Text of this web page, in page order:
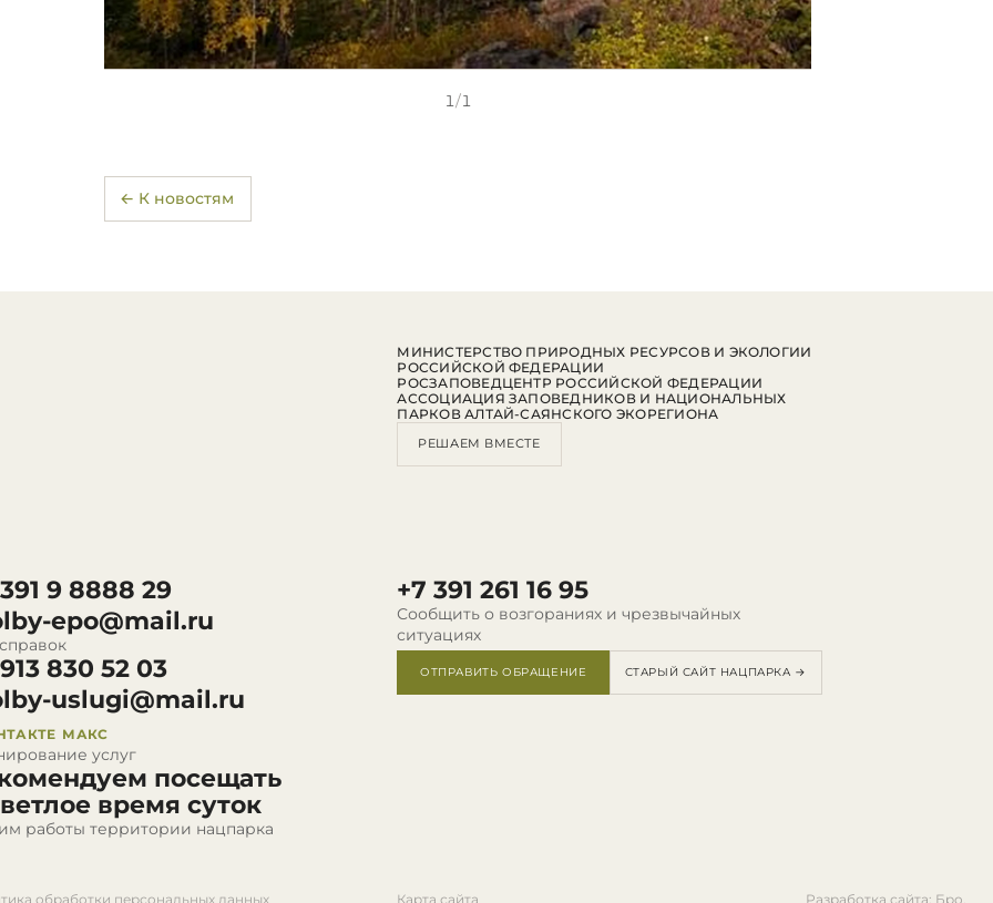
1/1
← К новостям
9 8888 29
epo@mail.ru
830 52 03
uslugi@mail.ru
МАКС
услуг
посещать
время суток
работы территории нацпарка
+7 391 261 16 95
Сообщить о возгораниях и чрезвычайных
ситуациях
ОТПРАВИТЬ ОБРАЩЕНИЕ СТАРЫЙ САЙТ НАЦПАРКА →
МИНИСТЕРСТВО ПРИРОДНЫХ РЕСУРСОВ И ЭКОЛОГИИ
РОССИЙСКОЙ ФЕДЕРАЦИИ
РОСЗАПОВЕДЦЕНТР РОССИЙСКОЙ ФЕДЕРАЦИИ
АССОЦИАЦИЯ ЗАПОВЕДНИКОВ И НАЦИОНАЛЬНЫХ
ПАРКОВ АЛТАЙ-САЯНСКОГО ЭКОРЕГИОНА
РЕШАЕМ ВМЕСТЕ
обработки персональных данных Карта сайта Разработка сайта: Бро.